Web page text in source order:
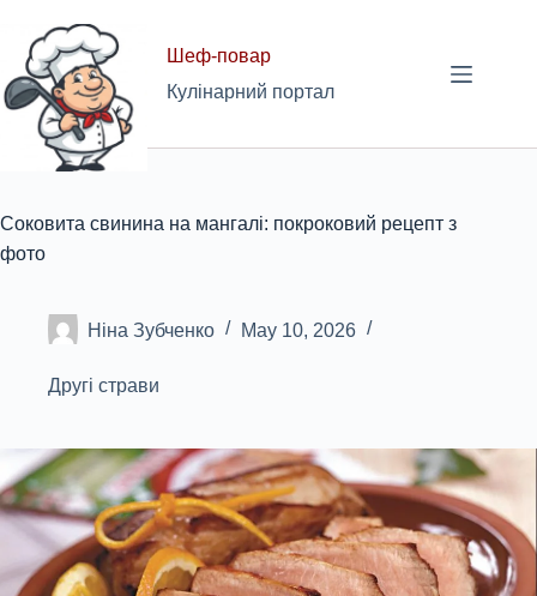
content
Шеф-повар
Кулінарний портал
Соковита свинина на мангалі: покроковий рецепт з
фото
Ніна Зубченко May 10, 2026
Другі страви